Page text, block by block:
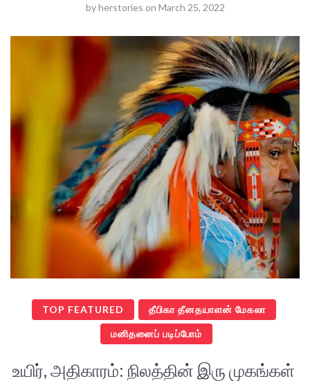
byherstories on March 25, 2022
TOP FEATURED தீபிகா தீனதயாளன் மேகலா
மனிதனைப் படிப்போம்
உயிர், அதிகாரம்: நிலத்தின் இரு முகங்கள்